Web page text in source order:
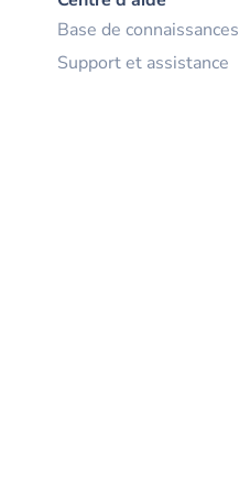
Base de connaissances
Support et assistance